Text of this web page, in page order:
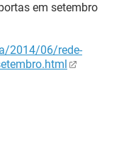
em setembro
2014/06/rede-